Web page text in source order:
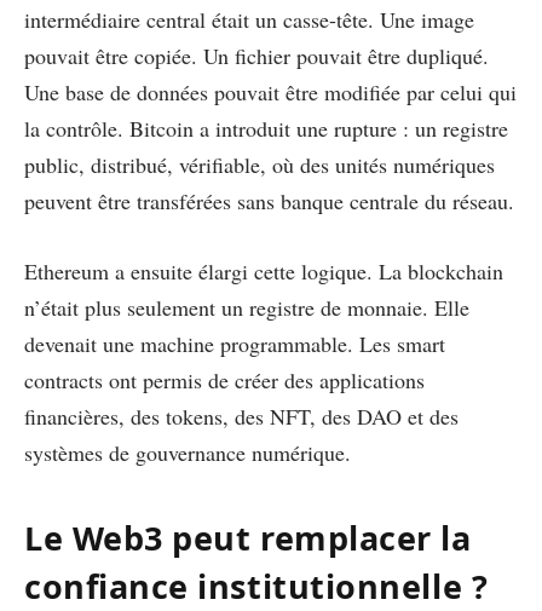
intermédiaire central était un casse-tête. Une image
pouvait être copiée. Un fichier pouvait être dupliqué.
Une base de données pouvait être modifiée par celui qui
la contrôle. Bitcoin a introduit une rupture : un registre
public, distribué, vérifiable, où des unités numériques
peuvent être transférées sans banque centrale du réseau.
Ethereum a ensuite élargi cette logique. La blockchain
n’était plus seulement un registre de monnaie. Elle
devenait une machine programmable. Les smart
contracts ont permis de créer des applications
financières, des tokens, des NFT, des DAO et des
systèmes de gouvernance numérique.
Le Web3 peut remplacer la
confiance institutionnelle ?